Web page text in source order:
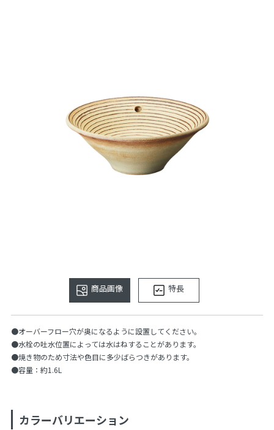
商品画像 特長
●オーバーフロー穴が奥になるように設置してください。
●水栓の吐水位置によっては水はねすることがあります。
●焼き物のため寸法や色目に多少ばらつきがあります。
●容量：約1.6L
カラーバリエーション